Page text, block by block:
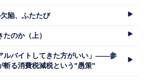
陥、ふたたび
のか（上）
ルバイトしてきた方がいい」――参
斬る消費税減税という"愚策"